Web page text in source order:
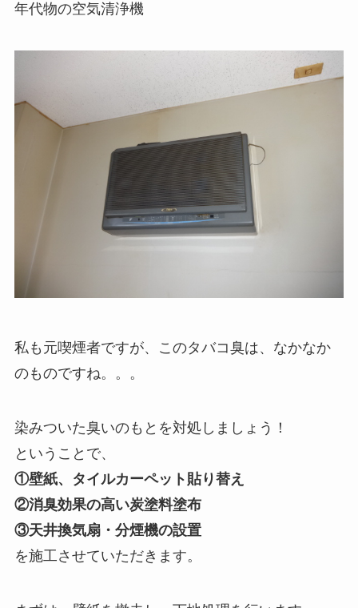
年代物の空気清浄機
私も元喫煙者ですが、このタバコ臭は、なかなか
のものですね。。。
染みついた臭いのもとを対処しましょう！
ということで、
①壁紙、タイルカーペット貼り替え
②消臭効果の高い炭塗料塗布
③天井換気扇・分煙機の設置
を施工させていただきます。